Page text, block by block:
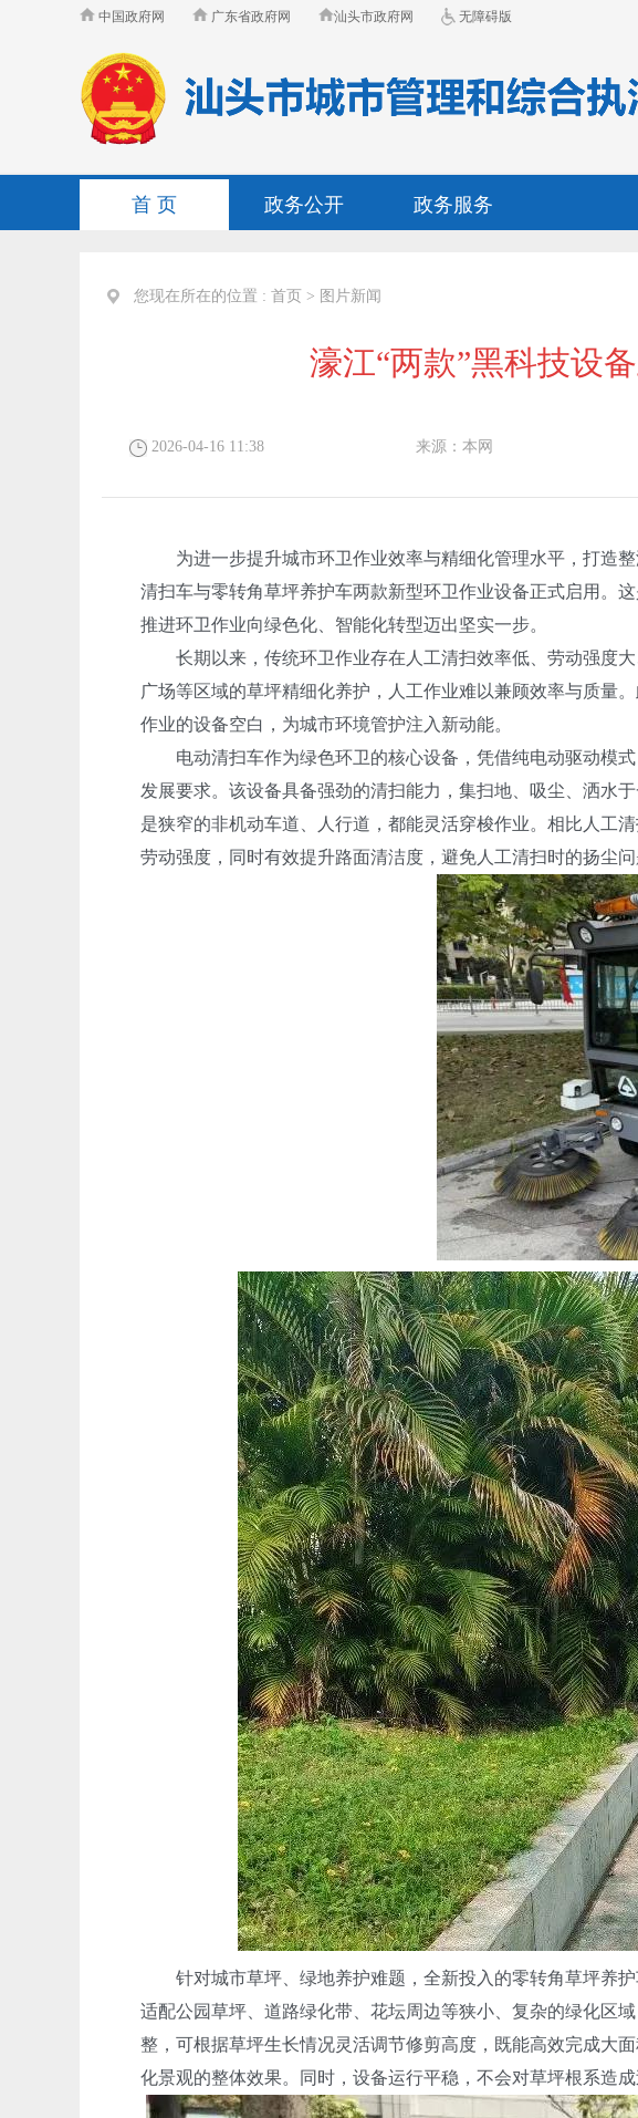
中国政府网 广东省政府网 汕头市政府网 无障碍版
首 页 政务公开 政务服务
您现在所在的位置 : 首页 > 图片新闻
濠江“两款”黑科技设
2026-04-16 11:38 来源：本网
为进一步提升城市环卫作业效率与精细化管理水平，打造整
清扫车与零转角草坪养护车两款新型环卫作业设备正式启用。
推进环卫作业向绿色化、智能化转型迈出坚实一步。
长期以来，传统环卫作业存在人工清扫效率低、劳动强度大
广场等区域的草坪精细化养护，人工作业难以兼顾效率与质量
作业的设备空白，为城市环境管护注入新动能。
电动清扫车作为绿色环卫的核心设备，凭借纯电动驱动模式
发展要求。该设备具备强劲的清扫能力，集扫地、吸尘、洒水
是狭窄的非机动车道、人行道，都能灵活穿梭作业。相比人工
劳动强度，同时有效提升路面清洁度，避免人工清扫时的扬尘
针对城市草坪、绿地养护难题，全新投入的零转角草坪养护
适配公园草坪、道路绿化带、花坛周边等狭小、复杂的绿化区
整，可根据草坪生长情况灵活调节修剪高度，既能高效完成大
化景观的整体效果。同时，设备运行平稳，不会对草坪根系造